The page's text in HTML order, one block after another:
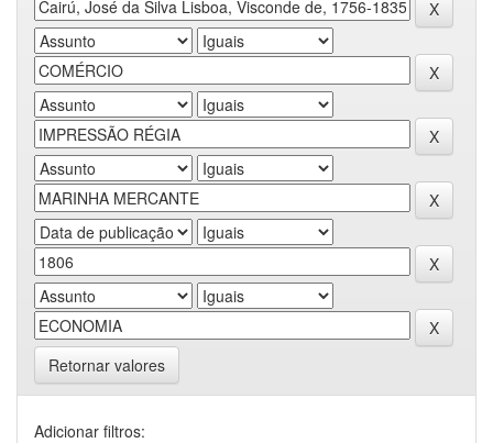
Retornar valores
Adicionar filtros: